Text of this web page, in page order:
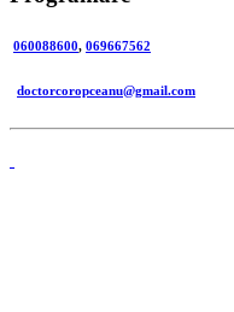
060088600, 069667562
doctorcoropceanu@gmail.com